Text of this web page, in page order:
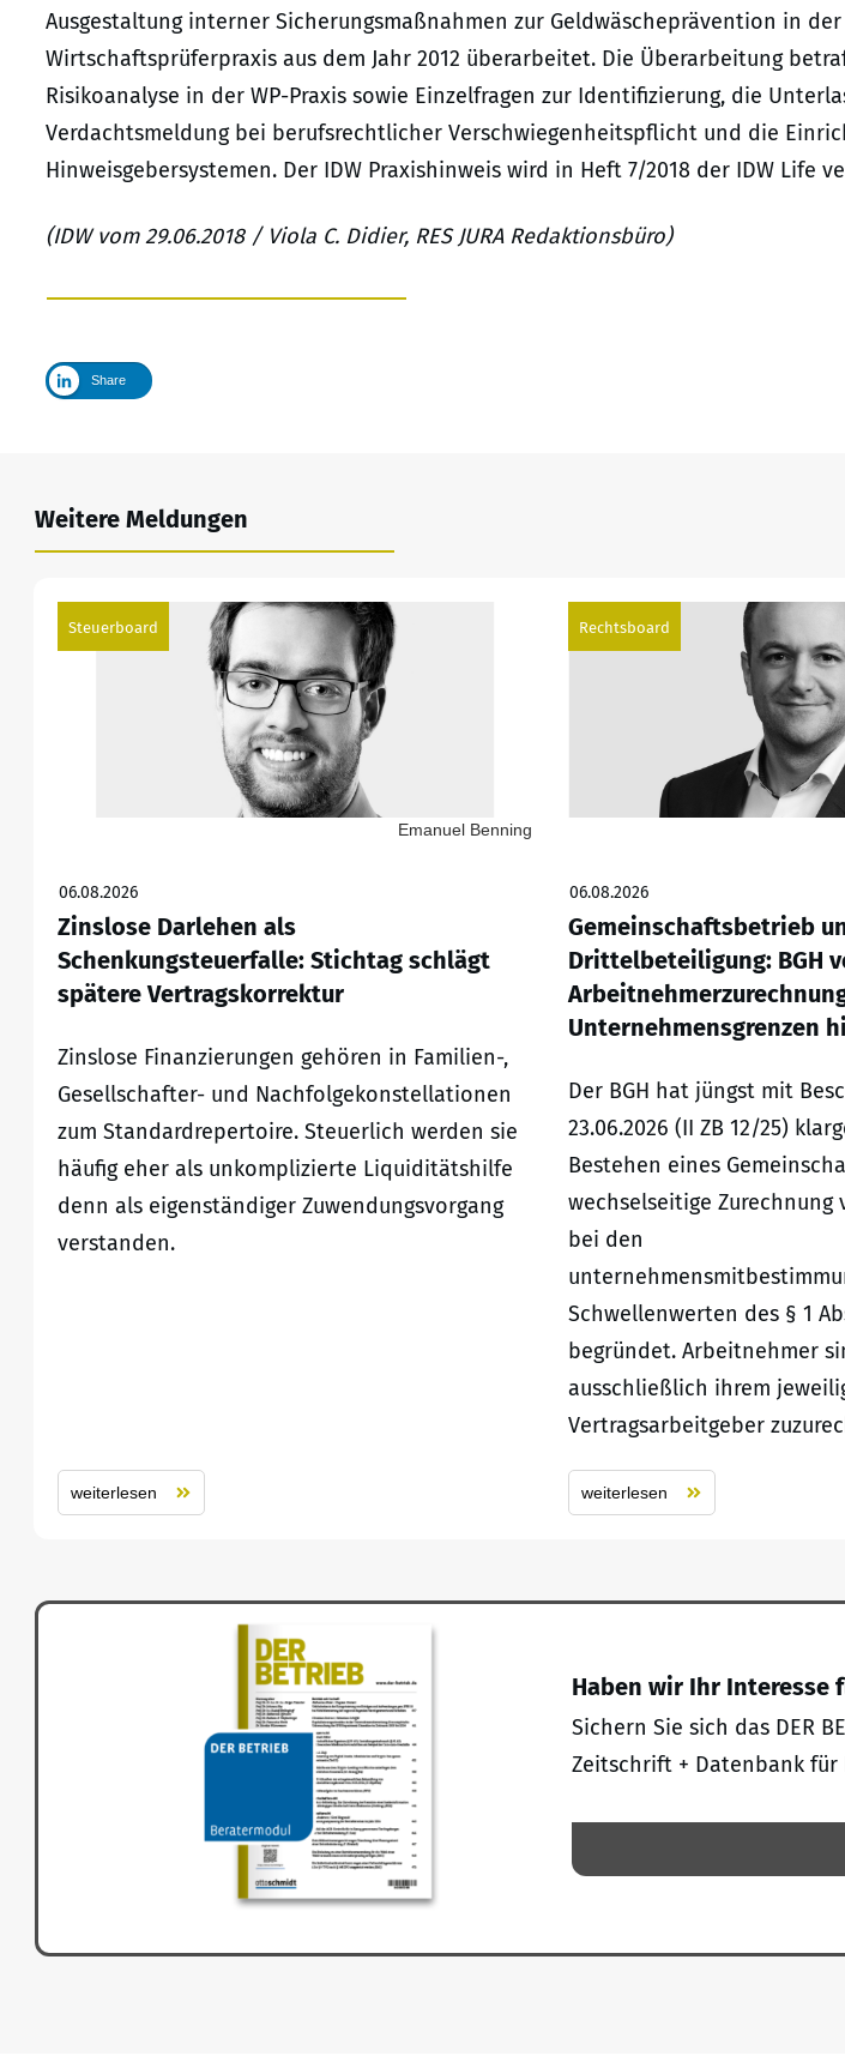
Ausgestaltung interner Sicherungsmaßnahmen zur Geldwäscheprävention in der
Wirtschaftsprüferpraxis aus dem Jahr 2012 überarbeitet. Die Überarbeitung
Risikoanalyse in der WP-Praxis sowie Einzelfragen zur Identifizierung, die
Verdachtsmeldung bei berufsrechtlicher Verschwiegenheitspflicht und die
Hinweisgebersystemen. Der IDW Praxishinweis wird in Heft 7/2018 der IDW Life
(IDW vom 29.06.2018 / Viola C. Didier, RES JURA Redaktionsbüro)
Share
Weitere Meldungen
Steuerboard
Emanuel Benning
06.08.2026
Zinslose Darlehen als
Schenkungsteuerfalle: Stichtag schlägt
spätere Vertragskorrektur
Zinslose Finanzierungen gehören in Familien-,
Gesellschafter- und Nachfolgekonstellationen
zum Standardrepertoire. Steuerlich werden sie
häufig eher als unkomplizierte Liquiditätshilfe
denn als eigenständiger Zuwendungsvorgang
verstanden.
weiterlesen
Rechtsboard
06.08.2026
Gemeinschaftsbetrieb
Drittelbeteiligung: BGH
Unternehmensgrenzen
Der BGH hat jüngst mit
23.06.2026 (II ZB 12/25)
Bestehen eines
wechselseitige
bei den
Schwellenwerten des § 1
begründet. Arbeitnehmer
ausschließlich ihrem
Vertragsarbeitgeber
weiterlesen
Haben wir Ihr Interesse
Sichern Sie sich das DER
Zeitschrift + Datenbank